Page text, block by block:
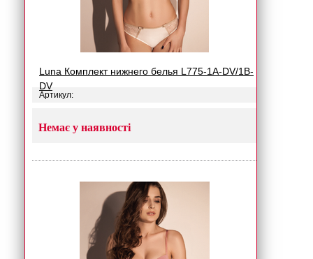
Luna Комплект нижнего белья L775-1A-DV/1B-
DV
Артикул:
Немає у наявності